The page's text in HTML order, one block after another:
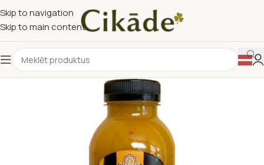
Skip to navigation
Skip to main content